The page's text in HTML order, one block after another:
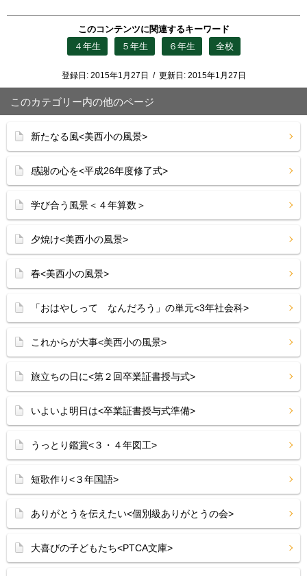
このコンテンツに関連するキーワード
４年生
５年生 ６年生 全校
登録日: 2015年1月27日 / 更新日: 2015年1月27日
このカテゴリー内の他のページ
新たなる風<美西小の風景>
感謝の心を<平成26年度修了式>
学び合う風景＜４年算数＞
夕焼け<美西小の風景>
春<美西小の風景>
「おはやしって なんだろう」の単元<3年社会科>
これからが大事<美西小の風景>
旅立ちの日に<第２回卒業証書授与式>
いよいよ明日は<卒業証書授与式準備>
うっとり鑑賞<３・４年図工>
短歌作り<３年国語>
ありがとうを伝えたい<個別級ありがとうの会>
大喜びの子どもたち<PTCA文庫>